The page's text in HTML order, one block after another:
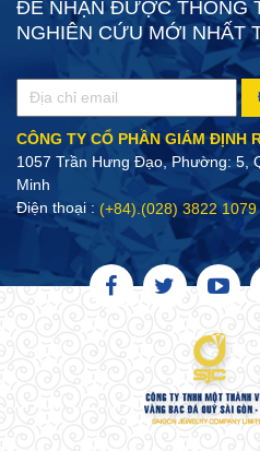
ĐỂ NHẬN ĐƯỢC THÔNG
NGHIÊN CỨU MỚI NHẤT
CÔNG TY CỔ PHẦN GIÁM ĐỊNH
1057 Trần Hưng Đạo, Phường: 5,
Minh
Điện thoại : (+84).(028) 3822 1079